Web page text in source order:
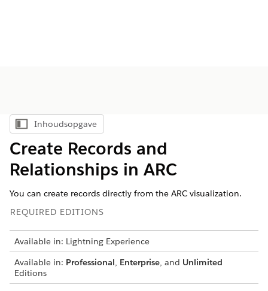
Inhoudsopgave weergeven
Inhoudsopgave
Create Records and
Relationships in ARC
You can create records directly from the ARC visualization.
REQUIRED EDITIONS
Available in: Lightning Experience
Available in: Professional, Enterprise, and Unlimited
Editions